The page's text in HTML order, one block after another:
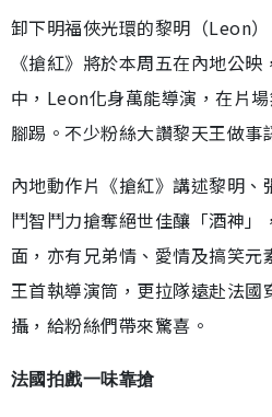
卸下明福俠光環的黎明（Leon
《搶紅》將於本周五在內地公
中，Leon化身萬能導演，在片
腳踢。不少粉絲大讚黎天王做事
內地動作片《搶紅》講述黎明、
鬥智鬥力搶奪絕世佳釀「酒神」
面，亦有兄弟情、愛情及搞笑元
王首執導演筒，更拉隊遠赴法國
攝，給粉絲們帶來驚喜。
法國拍戲一味靠搶